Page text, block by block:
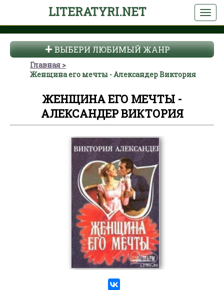
LITERATYRI.NET
ВЫБЕРИ ЛЮБИМЫЙ ЖАНР
Главная
Женщина его мечты - Александер Виктория
ЖЕНЩИНА ЕГО МЕЧТЫ -
АЛЕКСАНДЕР ВИКТОРИЯ